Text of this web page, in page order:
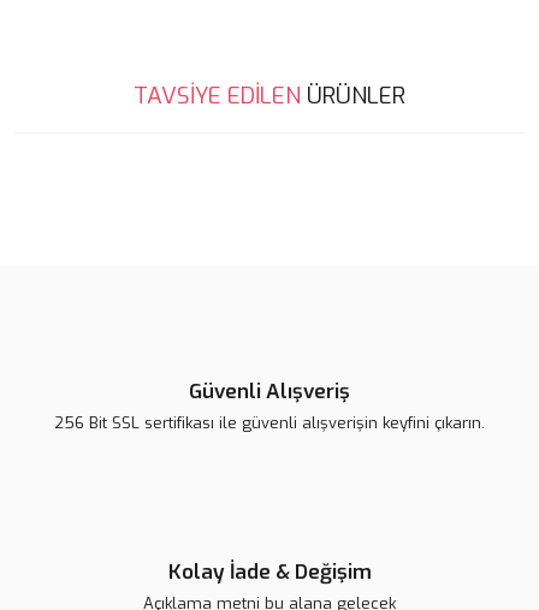
Bu ürünün fiyat bilgisi, resim, ürün açıklamalarında ve diğer
konularda yetersiz gördüğünüz noktaları öneri formunu kullanarak
TAVSİYE EDİLEN ÜRÜNLER
Güvenli Alışveriş
256 Bit SSL sertifikası ile güvenli alışverişin keyfini çıkarın.
Kolay İade & Değişim
Açıklama metni bu alana gelecek